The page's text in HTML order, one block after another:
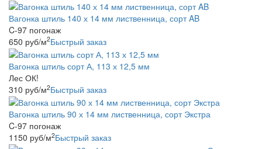
Вагонка штиль 140 х 14 мм лиственница, сорт AB
C-97 погонаж
650 руб/м2Быстрый заказ
Вагонка штиль сорт А, 113 х 12,5 мм
Лес ОК!
310 руб/м2Быстрый заказ
Вагонка штиль 90 х 14 мм лиственница, сорт Экстра
C-97 погонаж
1150 руб/м2Быстрый заказ